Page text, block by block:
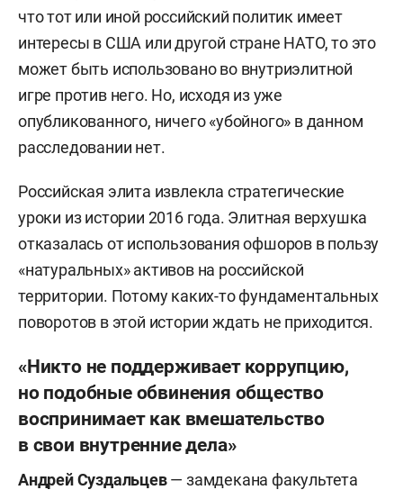
что тот или иной российский политик имеет
интересы в США или другой стране НАТО, то это
может быть использовано во внутриэлитной
игре против него. Но, исходя из уже
опубликованного, ничего «убойного» в данном
расследовании нет.
Российская элита извлекла стратегические
уроки из истории 2016 года. Элитная верхушка
отказалась от использования офшоров в пользу
«натуральных» активов на российской
территории. Потому каких-то фундаментальных
поворотов в этой истории ждать не приходится.
«Никто не поддерживает коррупцию,
но подобные обвинения общество
воспринимает как вмешательство
в свои внутренние дела»
Андрей Суздальцев— замдекана факультета